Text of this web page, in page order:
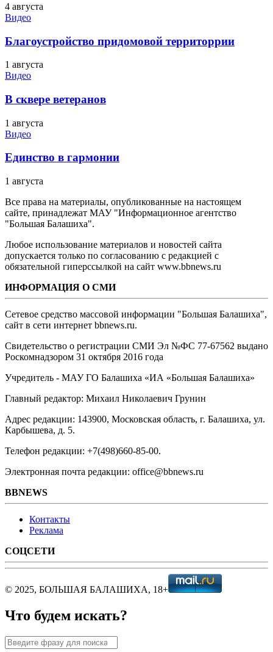
4 августа
Видео
Благоустройство придомовой территоррии
1 августа
Видео
В сквере ветеранов
1 августа
Видео
Единство в гармонии
1 августа
Все права на материалы, опубликованные на настоящем
сайте, принадлежат МАУ "Информационное агентство
"Большая Балашиха".
Любое использование материалов и новостей сайта
допускается только по согласованию с редакцией с
обязательной гиперссылкой на сайт www.bbnews.ru
ИНФОРМАЦИЯ О СМИ
Сетевое средство массовой информации "Большая Балашиха",
сайт в сети интернет bbnews.ru.
Свидетельство о регистрации СМИ Эл №ФС ‎77-67562 выдано
Роскомнадзором 31 октября 2016 года
Учредитель - МАУ ГО Балашиха «ИА «Большая Балашиха»
Главный редактор: Михаил Николаевич Грунин
Адрес редакции: 143900, Московская область, г. Балашиха, ул.
Карбышева, д. 5.
Телефон редакции: +7(498)660-85-00.
Электронная почта редакции: office@bbnews.ru
BBNEWS
Контакты
Реклама
СОЦСЕТИ
© 2025, БОЛЬШАЯ БАЛАШИХА, 18+
Что будем искать?